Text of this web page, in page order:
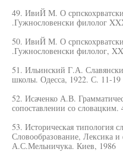
49. ИвиЙ М. О
.Гужнословенски филолог
50. ИвиЙ М. О
.Гужнословенски филолог,
51. Ильинский Г.А.
школы. Одесса, 1922. С. 11-19
52. Исаченко А.В.
сопоставлении со словацким.
53. Историческая типология
Словообразование, Лексика
А.С.Мельничука. Киев, 1986